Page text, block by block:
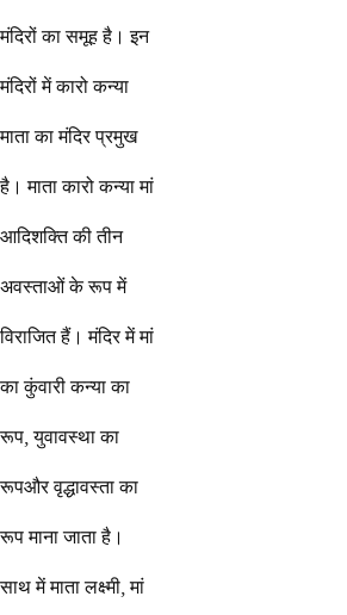
मंदिरों का समूह है। इन
मंदिरों में कारो कन्या
माता का मंदिर प्रमुख
है। माता कारो कन्या मां
आदिशक्ति की तीन
अवस्ताओं के रूप में
विराजित हैं। मंदिर में मां
का कुंवारी कन्या का
रूप, युवावस्था का
रूपऔर वृद्धावस्ता का
रूप माना जाता है।
साथ में माता लक्ष्मी, मां